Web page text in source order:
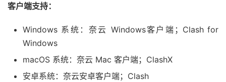
客户端支持：
Windows 系统：奈云 Windows客户端；Clash for
Windows
macOS 系统：奈云 Mac 客户端；ClashX
安卓系统：奈云安卓客户端；Clash